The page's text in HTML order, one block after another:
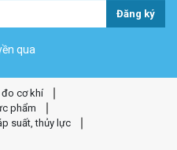
Đăng ký
qua
cơ khí
phẩm
suất, thủy lực